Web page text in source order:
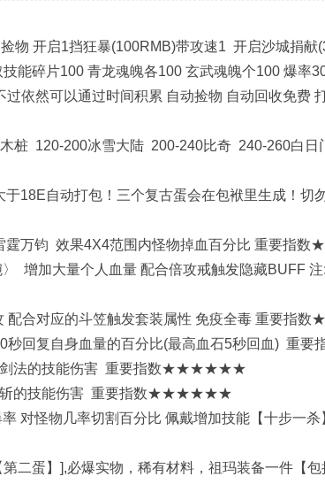
物 开启1挡狂暴(100RMB)带攻速1 开启沙城捐献
能碎片100 青龙魂魄各100 玄武魂魄个100 爆率
过依然可以通过时间积累 自动捡物 自动回收免费
桩 120-200冰雪大陆 200-240比奇 240-260白
18E自动打包！三个复古蛋会在包袱里生成！切
霆万钧 效果4X4范围内怪物掉血百分比 重要
增加大量个人血量 配合倍攻戒触发隐藏BUFF
配合对应的斗笠触发套装属性 免疫全毒 重要指
10秒回复自身血量的百分比(最高血石5秒回
剑法的技能伤害 重要指数★★★★★★
斩的技能伤害 重要指数★★★★★★
爆率 对怪物几率切割百分比 佩戴增加技能【
二蛋】],必爆实物，稀有材料，祖玛装备一件【